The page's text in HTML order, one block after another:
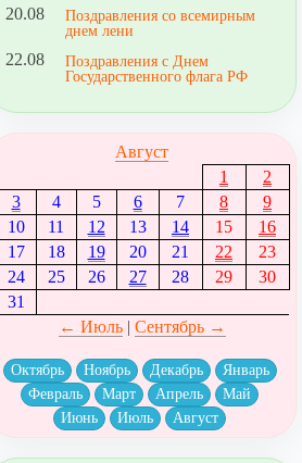
20.08
Поздравления со всемирным
днем лени
22.08
Поздравления с Днем
Государственного флага РФ
Август
1
2
3
4 5 6 7 8
9
10
11 12 13 14 15
16
17
18 19 20 21 22
23
24
25 26 27 28 29
30
31
← Июль| Сентябрь →
Октябрь Ноябрь Декабрь
Январь
Февраль
Март Апрель
Май
Июнь
Июль Август